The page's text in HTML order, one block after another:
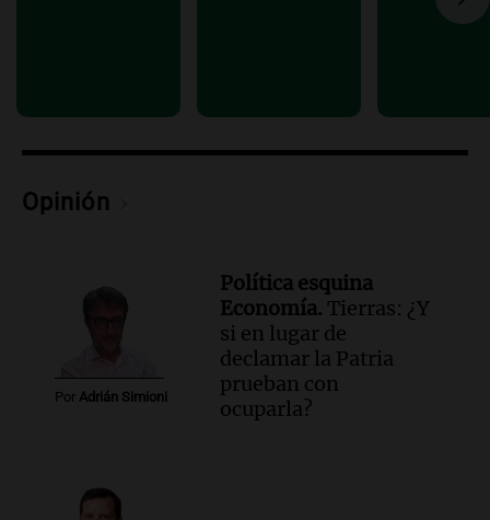
Yacanto
Episodios
Opinión
Por Adrián Simioni
Política esquina
Economía. Tierras: ¿Y
si en lugar de
declamar la Patria
prueban con
ocuparla?